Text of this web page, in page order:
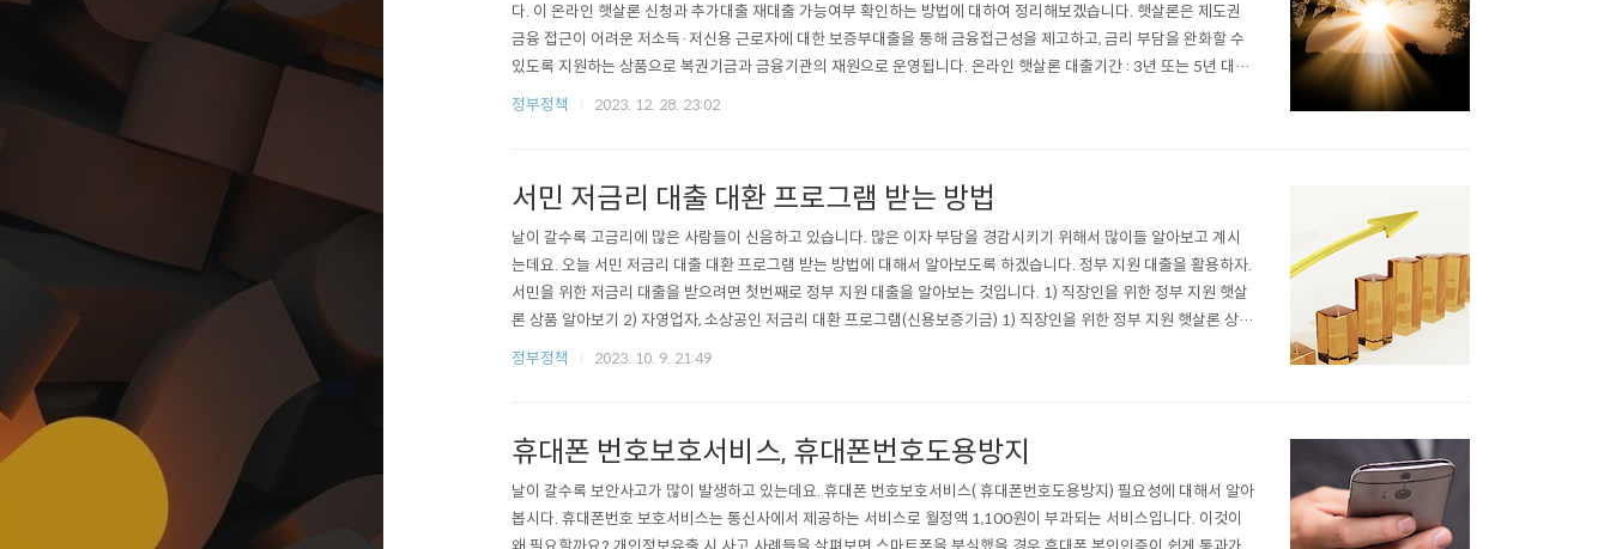
다. 이 온라인 햇살론 신청과 추가대출 재대출 가능여부 확인하는 방법에 대하여 정리해보겠습니다. 햇살론은 제도권
금융 접근이 어려운 저소득·저신용 근로자에 대한 보증부대출을 통해 금융접근성을 제고하고, 금리 부담을 완화할 수
있도록 지원하는 상품으로 복권기금과 금융기관의 재원으로 운영됩니다. 온라인 햇살론 대출기간 : 3년 또는 5년 대출
한도 : 최소 100만원 ~ 최대 2,000만원('22.2.25 ~ '23.12.31일 한시적 증액) 대출자격 : 연소득 4,500만원 이하이면
정부정책 2023. 12. 28. 23:02
서민 저금리 대출 대환 프로그램 받는 방법
날이 갈수록 고금리에 많은 사람들이 신음하고 있습니다. 많은 이자 부담을 경감시키기 위해서 많이들 알아보고 계시
는데요. 오늘 서민 저금리 대출 대환 프로그램 받는 방법에 대해서 알아보도록 하겠습니다. 정부 지원 대출을 활용하자.
서민을 위한 저금리 대출을 받으려면 첫번째로 정부 지원 대출을 알아보는 것입니다. 1) 직장인을 위한 정부 지원 햇살
론 상품 알아보기 2) 자영업자, 소상공인 저금리 대환 프로그램(신용보증기금) 1) 직장인을 위한 정부 지원 햇살론 상품
알아보기 햇살론 대출 상품은 대표적으로 20%에 가까운 대출을 10% 금리로 받을 수 있는 정부 지원 프로그램입니
정부정책 2023. 10. 9. 21:49
휴대폰 번호보호서비스, 휴대폰번호도용방지
날이 갈수록 보안사고가 많이 발생하고 있는데요. 휴대폰 번호보호서비스( 휴대폰번호도용방지) 필요성에 대해서 알아
봅시다. 휴대폰번호 보호서비스는 통신사에서 제공하는 서비스로 월정액 1,100원이 부과되는 서비스입니다. 이것이